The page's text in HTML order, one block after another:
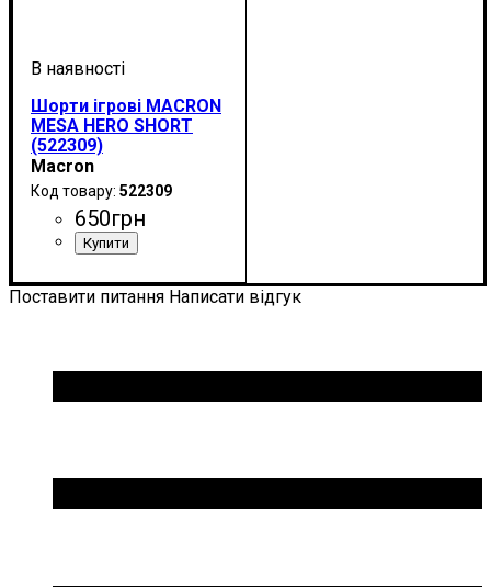
Шорти ігрові MACRON
MESA HERO SHORT
(522309)
Macron
522309
650грн
Поставити питання Написати відгук